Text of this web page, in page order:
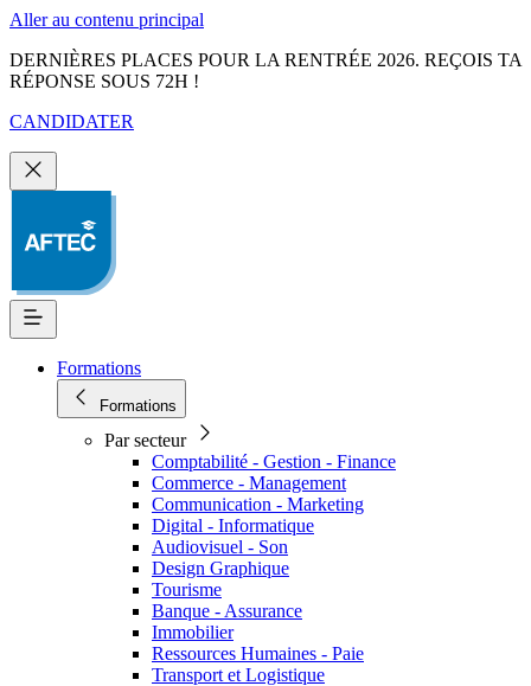
Aller au contenu principal
DERNIÈRES PLACES POUR LA RENTRÉE 2026. REÇOIS TA
RÉPONSE SOUS 72H !
CANDIDATER
Formations
Formations
Par secteur
Comptabilité - Gestion - Finance
Commerce - Management
Communication - Marketing
Digital - Informatique
Audiovisuel - Son
Design Graphique
Tourisme
Banque - Assurance
Immobilier
Ressources Humaines - Paie
Transport et Logistique